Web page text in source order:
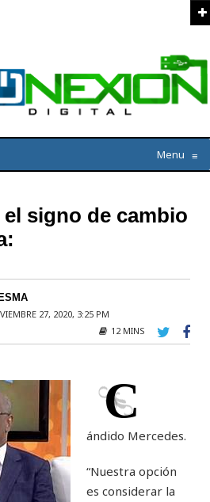
Menu ≡
signo de cambio
27, 2020, 3:25 PM
12 MINS
C
ándido Mercedes.
“Nuestra opción
es considerar la